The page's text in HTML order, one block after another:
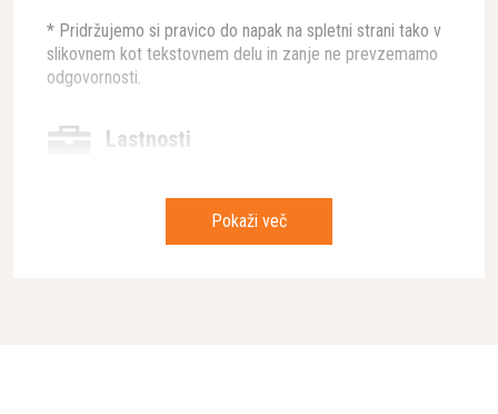
* Pridržujemo si pravico do napak na spletni strani tako v
slikovnem kot tekstovnem delu in zanje ne prevzemamo
odgovornosti.
Lastnosti
Namenjeno za dvigovanje
Oseb in tovora
Pokaži več